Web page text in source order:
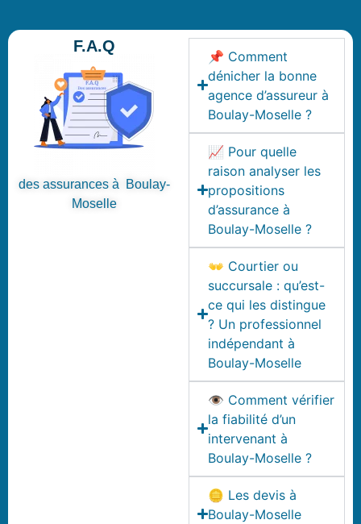
F.A.Q
des assurances à Boulay-
Moselle
📌 Comment
dénicher la bonne
agence d’assureur à
Boulay-Moselle ?
📈 Pour quelle
raison analyser les
propositions
d’assurance à
Boulay-Moselle ?
👐 Courtier ou
succursale : qu’est-
ce qui les distingue
? Un professionnel
indépendant à
Boulay-Moselle
👁️ Comment vérifier
la fiabilité d’un
intervenant à
Boulay-Moselle ?
🪙 Les devis à
Boulay-Moselle